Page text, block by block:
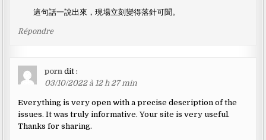
這句話一說出來，現場立刻變得落針可聞。
Répondre
porn dit :
03/10/2022 à 12 h 27 min
Everything is very open with a precise description of the
issues. It was truly informative. Your site is very useful.
Thanks for sharing.